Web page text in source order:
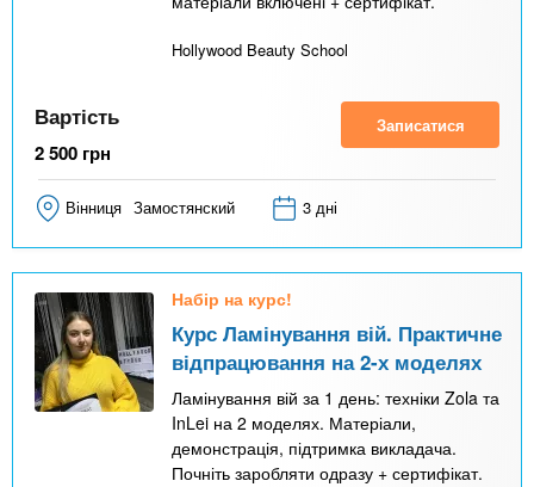
Hollywood Beauty School
Вартість
2 500 грн
Записатися
Вінниця Замостянский 3 дні
Набір на курс!
Курс Ламінування вій. Практичне
відпрацювання на 2-х моделях
Ламінування вій за 1 день: техніки Zola та
InLei на 2 моделях. Матеріали,
демонстрація, підтримка викладача.
Почніть заробляти одразу + сертифікат.